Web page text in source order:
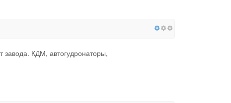
завода. КДМ, автогудронаторы,